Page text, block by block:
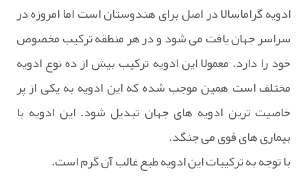
ادویه گراماسالا در اصل برای هندوستان است اما امروزه در
سراسر جهان یافت می شود و در هر منطقه ترکیب مخصوص
خود را دارد. معمولا این ادویه ترکیب بیش از ده نوع ادویه
مختلف است همین موجب شده که این ادویه به یکی از پر
خاصیت ترین ادویه های جهان تبدیل شود. این ادویه با
بیماری های قوی می جنگد.
با توجه به ترکیبات این ادویه طبع غالب آن گرم است.